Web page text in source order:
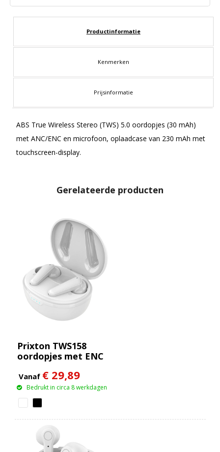
Productinformatie
Kenmerken
Prijsinformatie
ABS True Wireless Stereo (TWS) 5.0 oordopjes (30 mAh)
met ANC/ENC en microfoon, oplaadcase van 230 mAh met
touchscreen-display.
Gerelateerde producten
Prixton TWS158
oordopjes met ENC
Vanaf € 29,89
Bedrukt in circa 8 werkdagen